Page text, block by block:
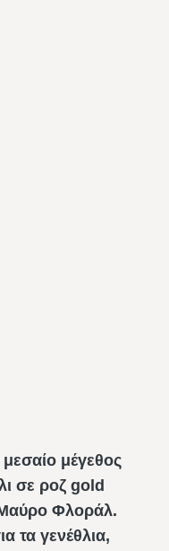
μέγεθος
σε ροζ gold
Φλοράλ.
τα γενέθλια,